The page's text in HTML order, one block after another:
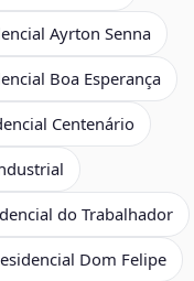
Ayrton Senna
Boa Esperança
Centenário
do Trabalhador
Dom Felipe